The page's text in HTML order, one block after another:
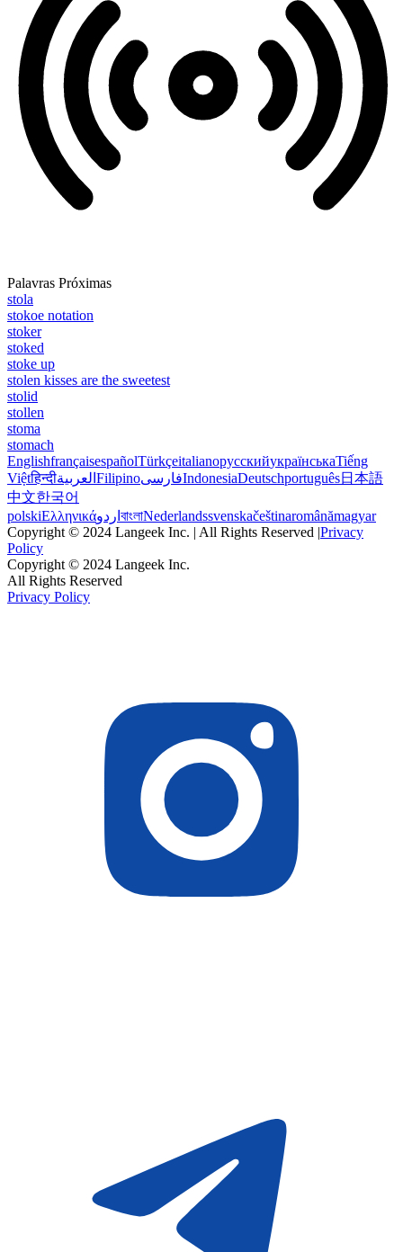
Palavras Próximas
stola
stokoe notation
stoker
stoked
stoke up
stolen kisses are the sweetest
stolid
stollen
stoma
stomach
EnglishfrançaisespañolTürkçeitalianoрусскийукраїнськаTiếng
Việtहिन्दीالعربية FilipinoفارسیIndonesiaDeutschportuguês日本語
中文한국어
polskiΕλληνικάاردو বাংলাNederlandssvenskačeštinaromânămagyar
Copyright © 2024 Langeek Inc. | All Rights Reserved |Privacy
Policy
Copyright © 2024 Langeek Inc.
All Rights Reserved
Privacy Policy